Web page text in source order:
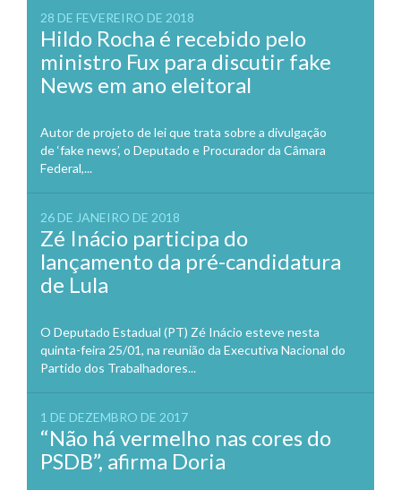
28 DE FEVEREIRO DE 2018
Hildo Rocha é recebido pelo
ministro Fux para discutir fake
News em ano eleitoral
Autor de projeto de lei que trata sobre a divulgação
de ‘fake news’, o Deputado e Procurador da Câmara
Federal,...
26 DE JANEIRO DE 2018
Zé Inácio participa do
lançamento da pré-candidatura
de Lula
O Deputado Estadual (PT) Zé Inácio esteve nesta
quinta-feira 25/01, na reunião da Executiva Nacional do
Partido dos Trabalhadores...
1 DE DEZEMBRO DE 2017
“Não há vermelho nas cores do
PSDB”, afirma Doria